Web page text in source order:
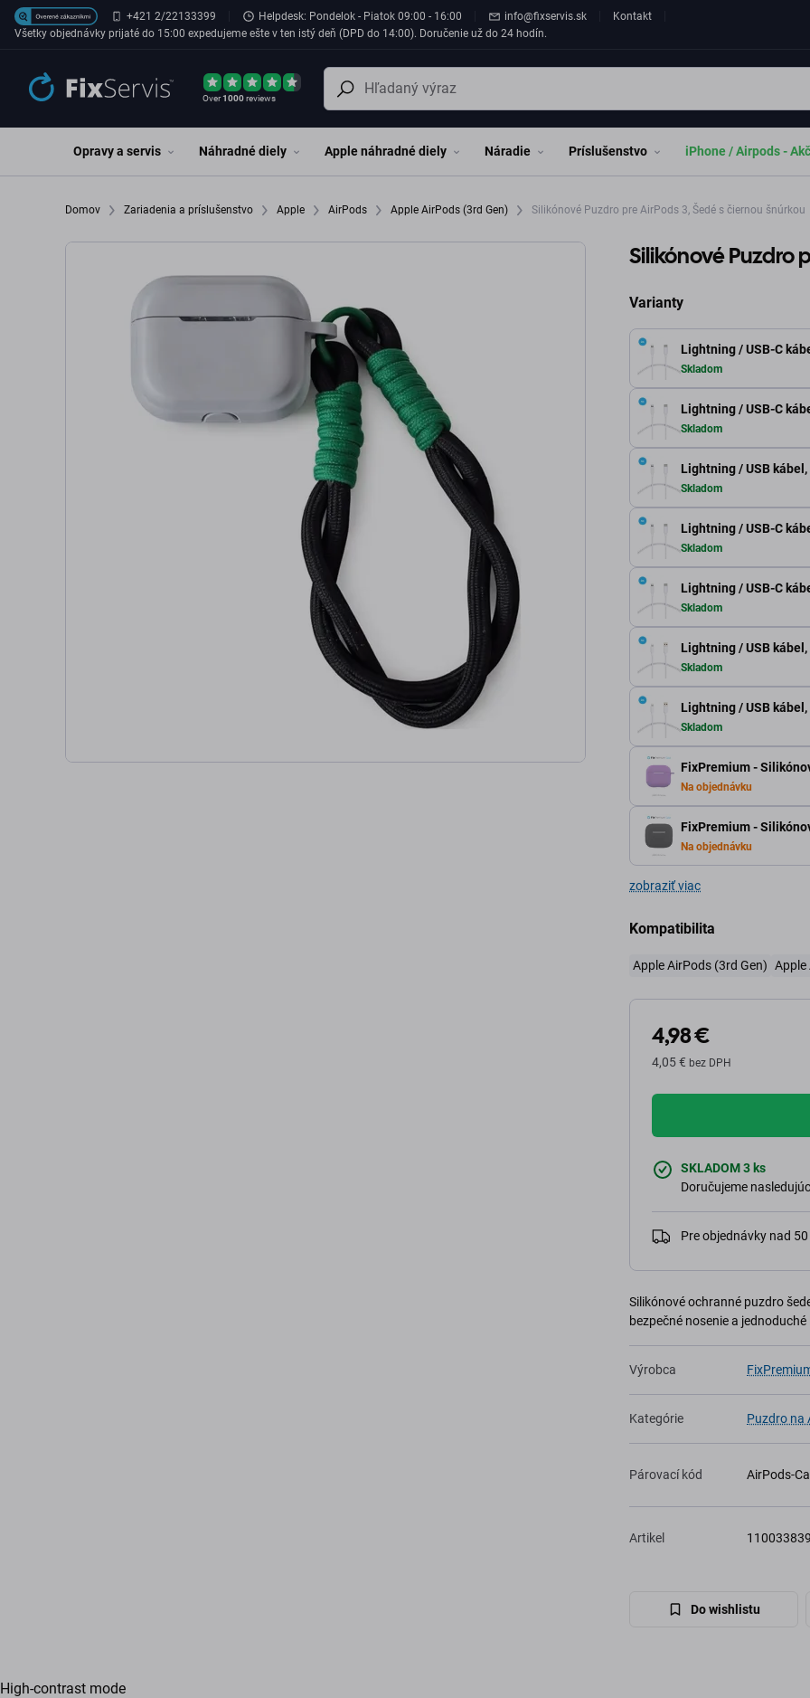
Preskočiť na hlavný obsah+421 2/22133399 Helpdesk: Pondelok - Piatok 09:00 - 16:00 info@fixservis.sk
Kontakt
Všetky objednávky prijaté do 15:00 expedujeme ešte v ten istý deň (DPD do 14:00). Doručenie už do 24 hodín.
Over1000reviews
Opravy a servis Náhradné diely Apple náhradné diely Náradie Príslušenstvo iPhone / Airpods -
Domov Zariadenia a príslušenstvo Apple AirPods Apple AirPods (3rd Gen) Silikónové Puzdro pre AirPods 3, Šedé s čiernou šnúrkou
Silikónové Puzdro
Varianty
Lightning / USB-C
Skladom
Lightning / USB-C
Skladom
Lightning / USB
Skladom
Lightning / USB-C
Skladom
Lightning / USB-C
Skladom
Lightning / USB
Skladom
Lightning / USB
Skladom
FixPremium -
Na objednávku
FixPremium -
Na objednávku
zobraziť viac
Kompatibilita
Apple AirPods (3rd Gen) Apple
4,98 €
4,05 € bez DPH
SKLADOM 3 ks
Doručujeme
Pre objednávky nad
Silikónové ochranné puzdro
bezpečné nosenie a
Výrobca
Kategórie Puzdro na
Párovací kód AirPods-
Artikel
Do wishlistu
High-contrast mode